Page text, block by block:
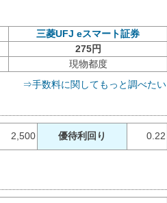
三菱UFJ eスマート証券
275円
現物都度
⇒手数料に関してもっと調べたい
2,500 優待利回り 0.22